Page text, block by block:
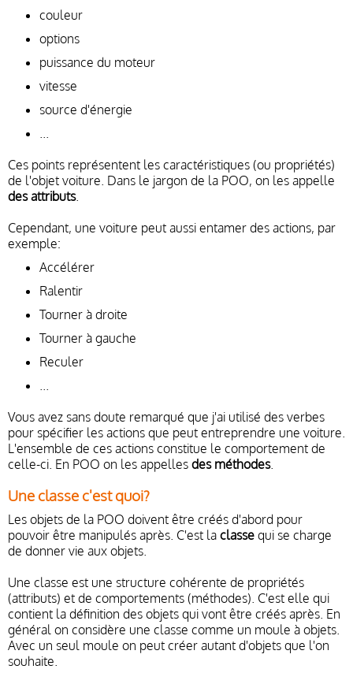
couleur
options
puissance du moteur
vitesse
source d'énergie
...
Ces points représentent les caractéristiques (ou propriétés)
de l'objet voiture. Dans le jargon de la POO, on les appelle
des attributs.
Cependant, une voiture peut aussi entamer des actions, par
exemple:
Accélérer
Ralentir
Tourner à droite
Tourner à gauche
Reculer
...
Vous avez sans doute remarqué que j'ai utilisé des verbes
pour spécifier les actions que peut entreprendre une voiture.
L'ensemble de ces actions constitue le comportement de
celle-ci. En POO on les appelles des méthodes.
Une classe c'est quoi?
Les objets de la POO doivent être créés d'abord pour
pouvoir être manipulés après. C'est la classe qui se charge
de donner vie aux objets.
Une classe est une structure cohérente de propriétés
(attributs) et de comportements (méthodes). C'est elle qui
contient la définition des objets qui vont être créés après. En
général on considère une classe comme un moule à objets.
Avec un seul moule on peut créer autant d'objets que l'on
souhaite.